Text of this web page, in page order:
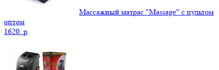
Массажный матрас "Massage" с пультом
оптом
1620. p